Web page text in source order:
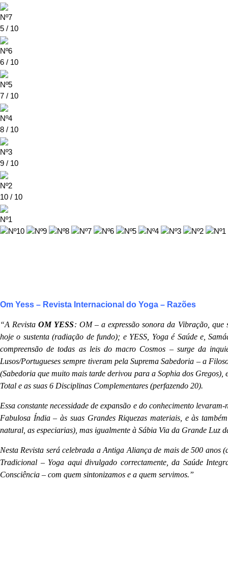
Nº7
5 / 10
Nº6
6 / 10
Nº5
7 / 10
Nº4
8 / 10
Nº3
9 / 10
Nº2
10 / 10
Nº1
Om Yess – Revista Internacional do Yoga – Razões
“A RevistaOM YESS: OM – a expressão sonora da Vibração,
hoje o sustenta (radiação de fundo); e YESS, Yoga é Saúde e,
compreensão de todas as leis do macro Cosmos – surge da
Lusos/Portugueses sempre tiveram pela Suprema Sabedoria – a
(Sabedoria que muito mais tarde derivou para a Sophia dos
Total e as suas 6 Disciplinas Complementares (perfazendo 20).
Essa constante necessidade de expansão e do conhecimento
Fabulosa Índia – às suas Grandes Riquezas materiais, e às
natural, as especiarias), mas igualmente à Sábia Via da Grande Luz
Nesta Revista será celebrada a Antiga Aliança de mais de 500 anos
Tradicional – Yoga aqui divulgado correctamente, da Saúde
Consciência – com quem sintonizamos e a quem servimos.”